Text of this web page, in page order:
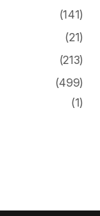
(141)
(21)
(213)
(499)
(1)